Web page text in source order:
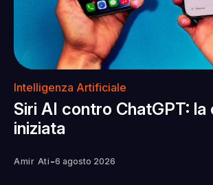
Intelligenza Artificiale
Siri AI contro ChatGPT: la
iniziata
Amir Ati -6 agosto 2026